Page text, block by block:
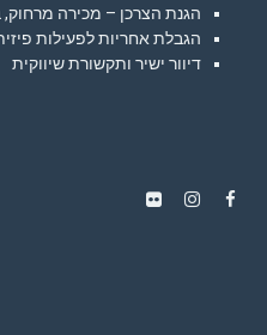
הגנת הצרכן – מכירה מרחוק,
הגבלת אחריות לפעילות
דיוור ישיר ותקשורת שיווקית